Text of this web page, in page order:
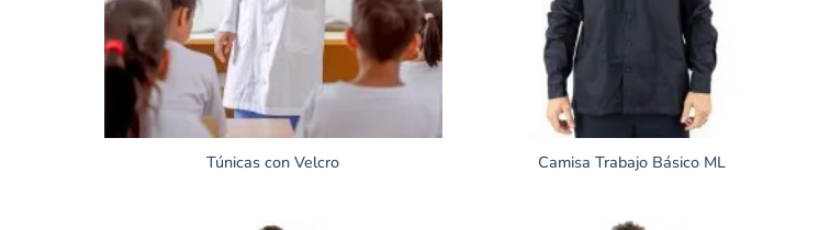
Túnicas con Velcro Camisa Trabajo Básico ML